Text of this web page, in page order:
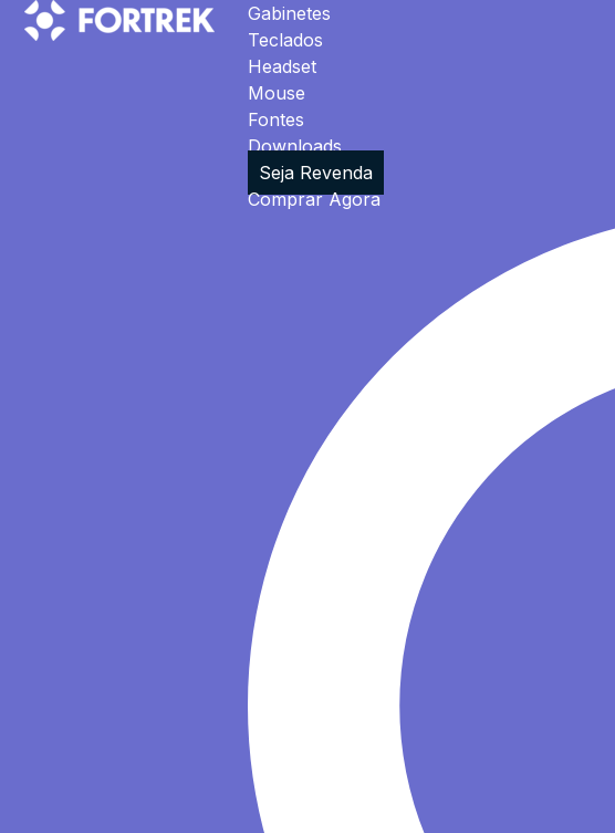
Gabinetes
Teclados
Headset
Mouse
Fontes
Downloads
Seja Revenda
Comprar Agora